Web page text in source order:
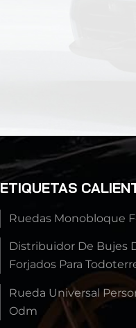
ETIQUETAS
Ruedas Monobloque
Distribuidor De Bujes
Forjados Para
Rueda Universal
Odm